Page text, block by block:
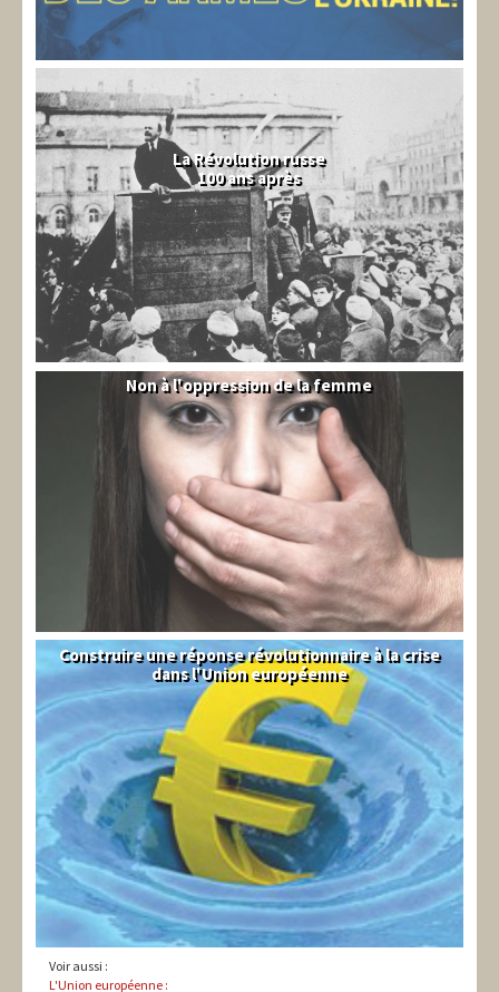
La Révolution russe
100 ans après
Syrie
Non à l'oppression de la femme
Syndical
Construire une réponse révolutionnaire à la crise
dans l'Union européenne
Voir aussi :
L'Union européenne :